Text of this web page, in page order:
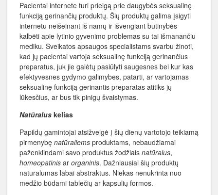
Pacientai internete turi prieigą prie daugybės seksualinę
funkciją gerinančių produktų. Šių produktų galima įsigyti
internetu neišeinant iš namų ir išvengiant būtinybės
kalbėti apie lytinio gyvenimo problemas su tai išmanančiu
mediku. Sveikatos apsaugos specialistams svarbu žinoti,
kad jų pacientai vartoja seksualinę funkciją gerinančius
preparatus, juk jie galėtų pasiūlyti saugesnes bei kur kas
efektyvesnes gydymo galimybes, patarti, ar vartojamas
seksualinę funkciją gerinantis preparatas atitiks jų
lūkesčius, ar bus tik pinigų švaistymas.
Natūralus kelias
Papildų gamintojai atsižvelgė į šių dienų vartotojo teikiamą
pirmenybę natūraliems produktams, nebaudžiamai
paženklindami savo produktus žodžiais natūralus,
homeopatinis ar organinis. Dažniausiai šių produktų
natūralumas labai abstraktus. Niekas nenukrinta nuo
medžio būdami tablečių ar kapsulių formos.